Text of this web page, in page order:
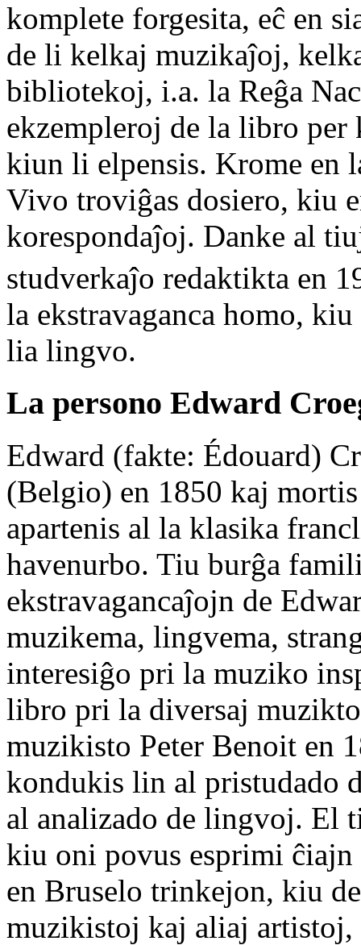
komplete forgesita, eĉ en
de li kelkaj muzikaĵoj,
bibliotekoj, i.a. la Reĝa
ekzempleroj de la libro
kiun li elpensis. Krome en
Vivo troviĝas dosiero, kiu
korespondaĵoj. Danke al
studverkaĵo redaktikta en
la ekstravaganca homo,
lia lingvo.
La persono Edward
Edward (fakte: Édouard)
(Belgio) en 1850 kaj
apartenis al la klasika
havenurbo. Tiu burĝa
ekstravagancaĵojn de
muzikema, lingvema,
interesiĝo pri la muziko
libro pri la diversaj
muzikisto Peter Benoit en
kondukis lin al pristudado
al analizado de lingvoj. El
kiu oni povus esprimi
en Bruselo trinkejon, kiu
muzikistoj kaj aliaj artistoj,